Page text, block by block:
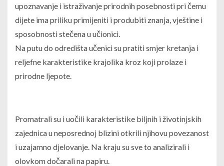
upoznavanje i istraživanje prirodnih posebnosti pri čemu
dijete ima priliku primijeniti i produbiti znanja, vještine i
sposobnosti stečena u učionici.
Na putu do odredišta učenici su pratiti smjer kretanja i
reljefne karakteristike krajolika kroz koji prolaze i
prirodne ljepote.
Promatrali su i uočili karakteristike biljnih i životinjskih
zajednica u neposrednoj blizini otkrili njihovu povezanost
i uzajamno djelovanje. Na kraju su sve to analizirali i
olovkom dočarali na papiru.